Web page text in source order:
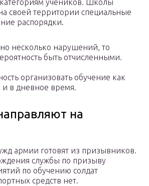
учеников. Школы
своей территории специальные
распорядки.
несколько нарушений, то
быть отчисленными.
организовать обучение как
и в дневное время.
на
армии готовят из призывников.
службы по призыву
по обучению солдат
средств нет.